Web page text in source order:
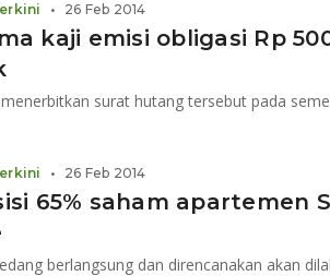
kaji emisi obligasi Rp
surat hutang tersebut pada
• 26 Feb 2014
65% saham apartemen
berlangsung dan direncanakan akan
• 26 Feb 2014